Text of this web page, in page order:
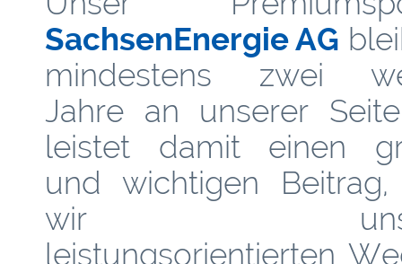
SachsenEnergie AG
mindestens zwei
Jahre an unserer
leistet damit einen
und wichtigen Beitrag,
wir
leistungsorientierten